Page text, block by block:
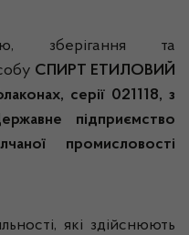
зберігання та
СПИРТ ЕТИЛОВИЙ
серії 021118, з
підприємство
промисловості
які здійснюють